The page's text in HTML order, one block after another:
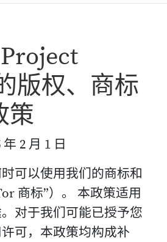
版权、商标
策
2 月 1 日
可以使用我们的商标和
商标”）。 本政策适用
对于我们可能已授予您
可，本政策均构成补